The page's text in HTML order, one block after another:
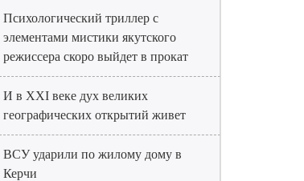
Психологический триллер с
элементами мистики якутского
режиссера скоро выйдет в прокат
И в XXI веке дух великих
географических открытий живет
ВСУ ударили по жилому дому в
Керчи